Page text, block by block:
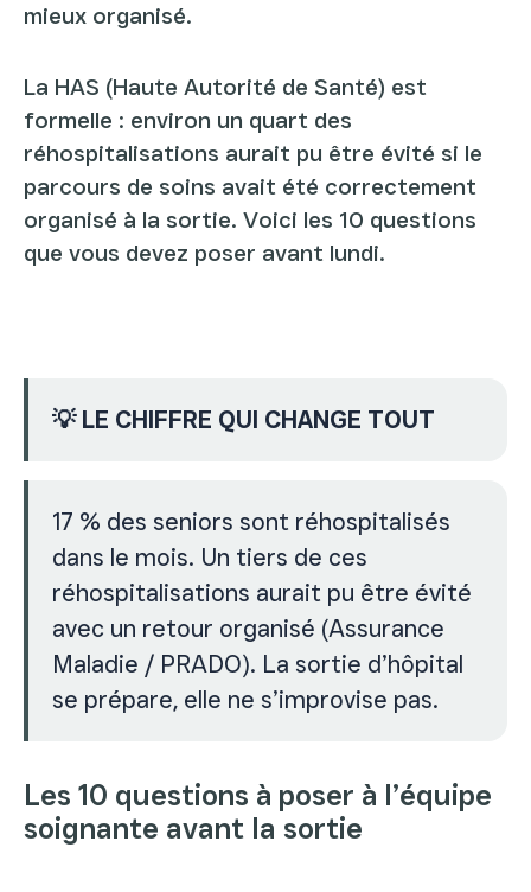
mieux organisé.
La HAS (Haute Autorité de Santé) est
formelle : environ un quart des
réhospitalisations aurait pu être évité si le
parcours de soins avait été correctement
organisé à la sortie. Voici les 10 questions
que vous devez poser avant lundi.
💡 LE CHIFFRE QUI CHANGE TOUT
17 % des seniors sont réhospitalisés
dans le mois. Un tiers de ces
réhospitalisations aurait pu être évité
avec un retour organisé (Assurance
Maladie / PRADO). La sortie d’hôpital
se prépare, elle ne s’improvise pas.
Les 10 questions à poser à l’équipe
soignante avant la sortie